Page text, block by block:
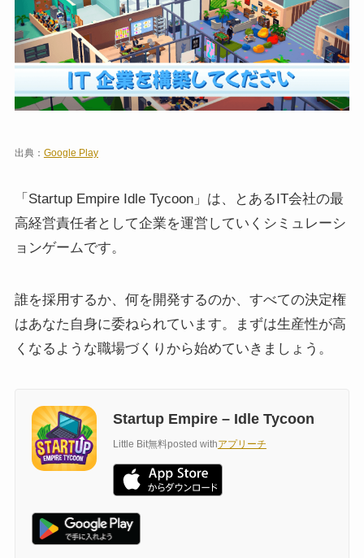
出典： Google Play
「Startup Empire Idle Tycoon」は、とあるIT会社の最
高経営責任者として企業を運営していくシミュレーシ
ョンゲームです。
誰を採用するか、何を開発するのか、すべての決定権
はあなた自身に委ねられています。まずは生産性が高
くなるような職場づくりから始めていきましょう。
Startup Empire – Idle Tycoon
Little Bit無料posted withアプリーチ